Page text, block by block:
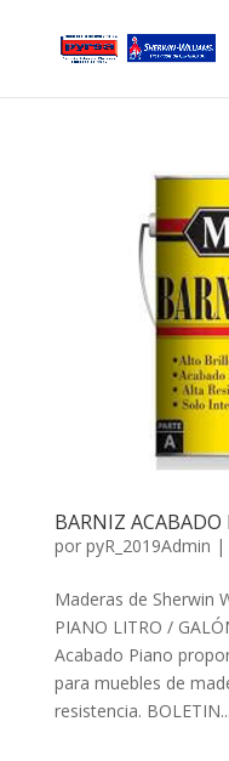
BARNIZ ACABADO
por pyR_2019Admin |
Maderas de Sherwin
PIANO LITRO /
Acabado Piano
para muebles de
resistencia. BOLETIN...